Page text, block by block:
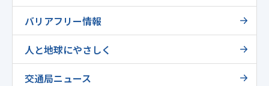
バリアフリー情報
人と地球にやさしく
交通局ニュース